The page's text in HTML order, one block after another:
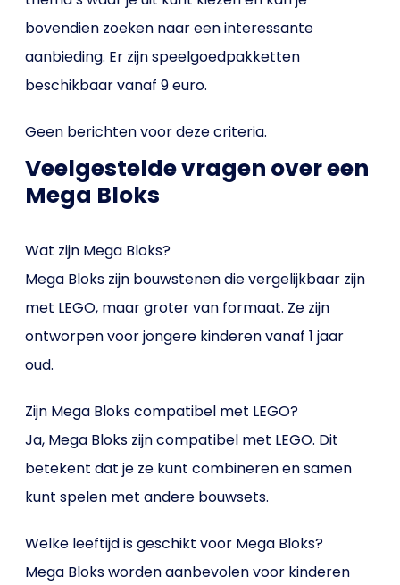
bovendien zoeken naar een interessante
aanbieding. Er zijn speelgoedpakketten
beschikbaar vanaf 9 euro.
Geen berichten voor deze criteria.
Veelgestelde vragen over een
Mega Bloks
Wat zijn Mega Bloks?
Mega Bloks zijn bouwstenen die vergelijkbaar zijn
met LEGO, maar groter van formaat. Ze zijn
ontworpen voor jongere kinderen vanaf 1 jaar
oud.
Zijn Mega Bloks compatibel met LEGO?
Ja, Mega Bloks zijn compatibel met LEGO. Dit
betekent dat je ze kunt combineren en samen
kunt spelen met andere bouwsets.
Welke leeftijd is geschikt voor Mega Bloks?
Mega Bloks worden aanbevolen voor kinderen